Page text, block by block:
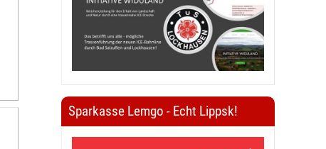
Sparkasse Lemgo - Echt Lippsk!